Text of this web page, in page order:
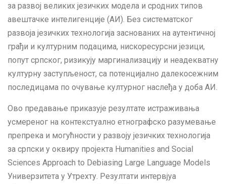
за развој великих језичких модела и сродних типов
авештачке интелигенције (АИ). Без систематског
развоја језичких технологија заснованих на аутентичној
грађи и културним подацима, нискоресурсни језици,
попут српског, ризикују маргинализацију и неадекватну
културну заступљеност, са потенцијално далекосежним
последицама по очување културног наслеђа у доба АИ.
Ово предавање приказује резултате истраживања
усмереног на контекстуално етнографско разумевање
препрека и могућности у развоју језичких технологија
за српски у оквиру пројекта Humanities and Social
Sciences Approach to Debiasing Large Language Models
Универзитета у Утрехту. Резултати интервјуа